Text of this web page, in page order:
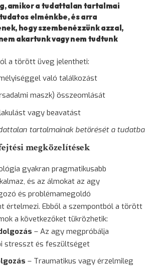
amikor a tudattalan tartalmai
elménkbe, és arra
hogy szembenézzünk azzal,
akartunk vagy nem tudtunk
a törött üveg jelentheti:
való találkozást
maszk) összeomlását
vagy beavatást
tartalmainak betörését a tudatba
megközelítések
gyakran pragmatikusabb
és az álmokat az agy
és problémamegoldó
értelmezi. Ebből a szempontból a törött
a következőket tükrözhetik:
– Az agy megpróbálja
stresszt és feszültséget
– Traumatikus vagy érzelmileg